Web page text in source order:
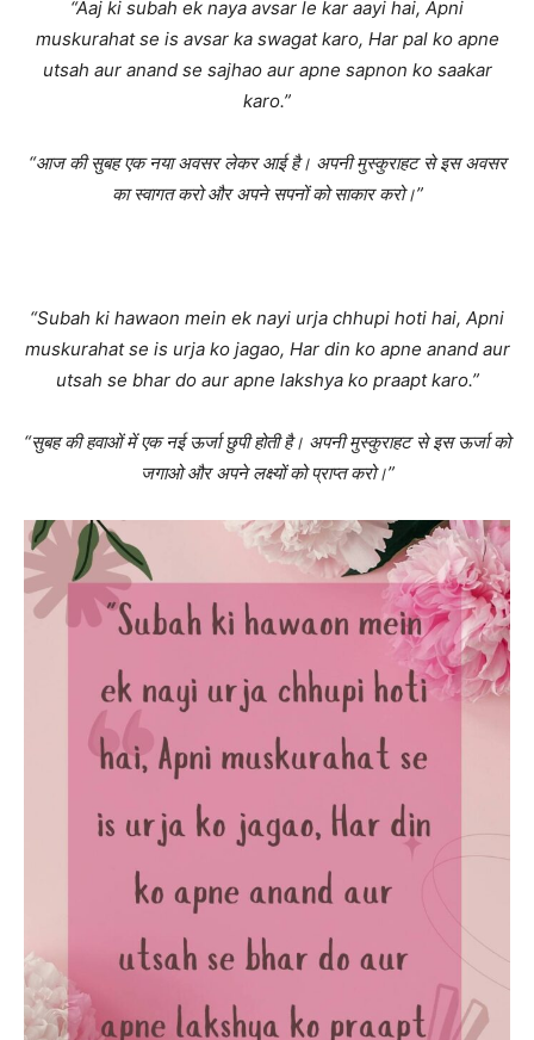
“Aaj ki subah ek naya avsar le kar aayi hai, Apni
muskurahat se is avsar ka swagat karo, Har pal ko apne
utsah aur anand se sajhao aur apne sapnon ko saakar
karo.”
“आज की सुबह एक नया अवसर लेकर आई है। अपनी मुस्कुराहट से इस अवसर
का स्वागत करो और अपने सपनों को साकार करो।”
“Subah ki hawaon mein ek nayi urja chhupi hoti hai, Apni
muskurahat se is urja ko jagao, Har din ko apne anand aur
utsah se bhar do aur apne lakshya ko praapt karo.”
“सुबह की हवाओं में एक नई ऊर्जा छुपी होती है। अपनी मुस्कुराहट से इस ऊर्जा को
जगाओ और अपने लक्ष्यों को प्राप्त करो।”